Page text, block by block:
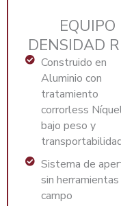
DENSIDAD
Construido en
Aluminio con
tratamiento
corrorless
bajo peso y
Sistema de
sin herramientas
campo